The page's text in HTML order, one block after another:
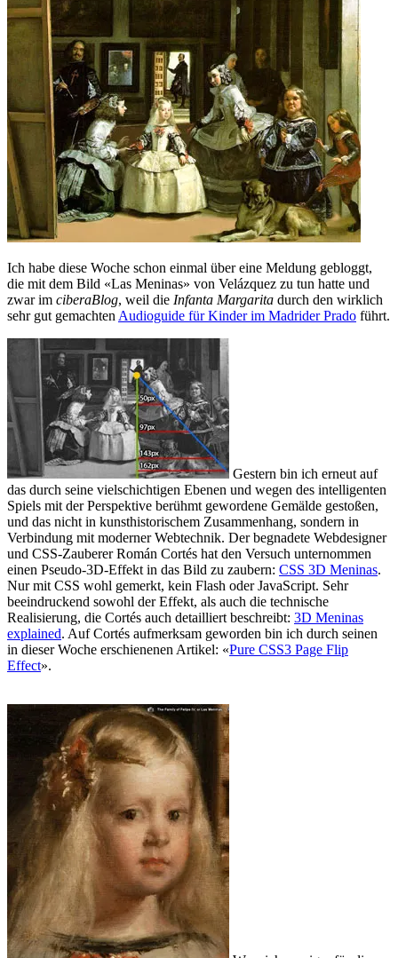
Ich habe diese Woche schon einmal über eine Meldung gebloggt,
die mit dem Bild «Las Meninas» von Velázquez zu tun hatte und
zwar im ciberaBlog, weil die Infanta Margarita durch den wirklich
sehr gut gemachten Audioguide für Kinder im Madrider Prado führt.
Gestern bin ich erneut auf
das durch seine vielschichtigen Ebenen und wegen des intelligenten
Spiels mit der Perspektive berühmt gewordene Gemälde gestoßen,
und das nicht in kunsthistorischem Zusammenhang, sondern in
Verbindung mit moderner Webtechnik. Der begnadete Webdesigner
und CSS-Zauberer Román Cortés hat den Versuch unternommen
einen Pseudo-3D-Effekt in das Bild zu zaubern: CSS 3D Meninas.
Nur mit CSS wohl gemerkt, kein Flash oder JavaScript. Sehr
beeindruckend sowohl der Effekt, als auch die technische
Realisierung, die Cortés auch detailliert beschreibt: 3D Meninas
explained. Auf Cortés aufmerksam geworden bin ich durch seinen
in dieser Woche erschienenen Artikel: «Pure CSS3 Page Flip
Effect».